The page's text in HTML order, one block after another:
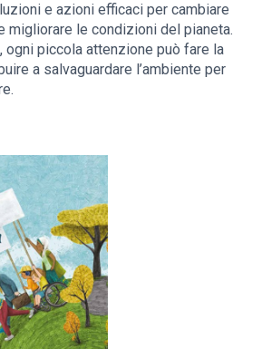
e azioni efficaci per cambiare
migliorare le condizioni del pianeta.
ogni piccola attenzione può fare la
a salvaguardare l’ambiente per